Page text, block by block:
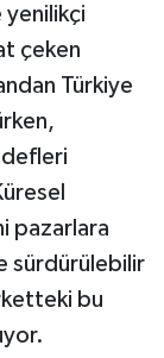
yenilikçi
çeken
Türkiye
pazarlara
sürdürülebilir
bu